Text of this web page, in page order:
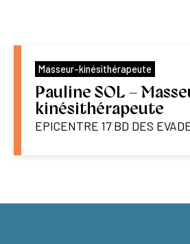
Masseur-kinésithérapeute
Pauline SOL –
kinésithérapeute
EPICENTRE 17 BD DES